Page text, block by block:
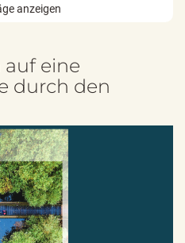
anzeigen
auf eine
durch den